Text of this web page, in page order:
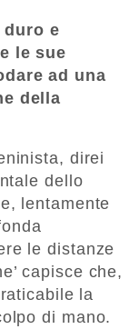
duro e
le sue
ad una
della
direi
dello
lentamente
le distanze
capisce che,
la
di mano.